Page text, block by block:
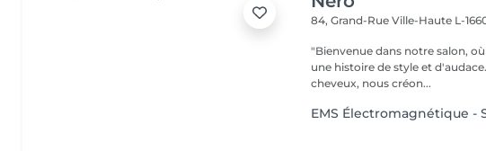
84, Grand-RueVille-Haute L-
"Bienvenue dans notre salon,
une histoire de style et
cheveux, nous créon...
EMS Électromagnétique -